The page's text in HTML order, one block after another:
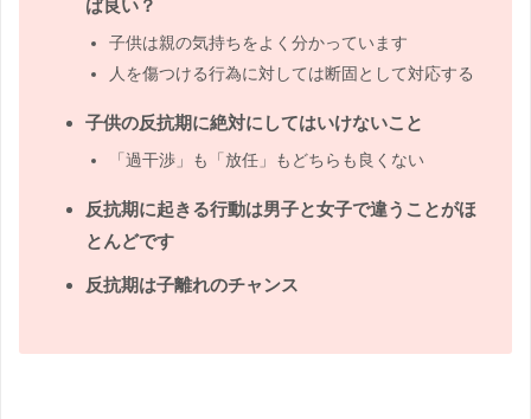
ば良い？
子供は親の気持ちをよく分かっています
人を傷つける行為に対しては断固として対応する
子供の反抗期に絶対にしてはいけないこと
「過干渉」も「放任」もどちらも良くない
反抗期に起きる行動は男子と女子で違うことがほ
とんどです
反抗期は子離れのチャンス